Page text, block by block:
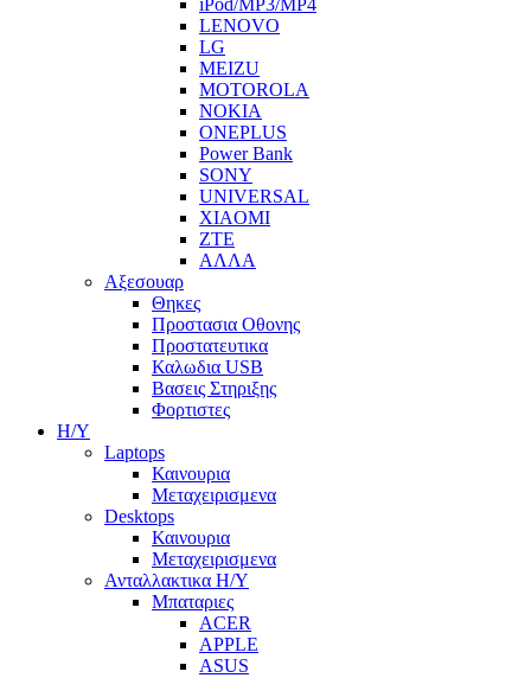
iPod/MP3/MP4
LENOVO
LG
MEIZU
MOTOROLA
NOKIA
ONEPLUS
Power Bank
SONY
UNIVERSAL
XIAOMI
ZTE
ΑΛΛΑ
Αξεσουαρ
Θηκες
Προστασια Οθονης
Προστατευτικα
Καλωδια USB
Βασεις Στηριξης
Φορτιστες
Η/Υ
Laptops
Καινουρια
Μεταχειρισμενα
Desktops
Καινουρια
Μεταχειρισμενα
Ανταλλακτικα H/Y
Μπαταριες
ACER
APPLE
ASUS